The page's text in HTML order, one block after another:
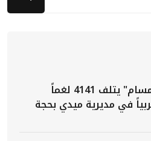
مشروع "مسام" يتلف 4141 لغماً
في مديرية ميدي بحجة